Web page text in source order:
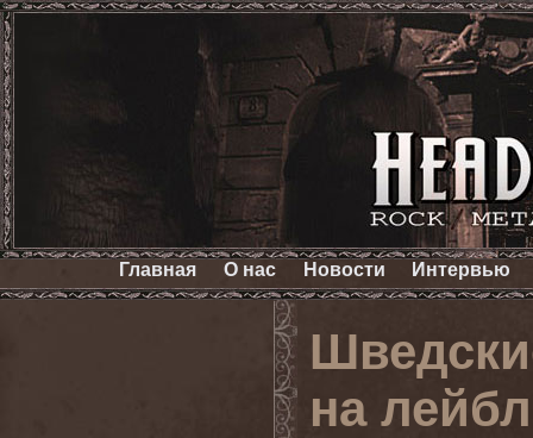
Главная О нас Новости Интервью
на